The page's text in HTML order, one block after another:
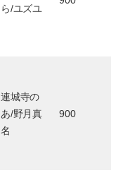
ら/ユズユ
連城寺の
あ/野月真
名
900